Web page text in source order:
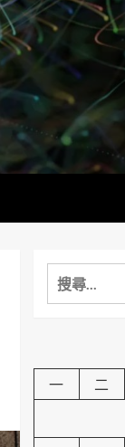
搜
尋
字:
一
二